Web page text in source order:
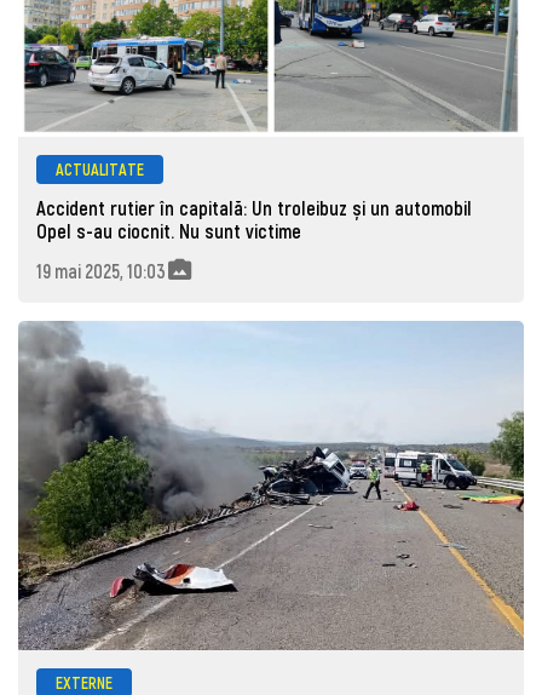
ACTUALITATE
Accident rutier în capitală: Un troleibuz și un automobil
Opel s-au ciocnit. Nu sunt victime
19 mai 2025, 10:03
EXTERNE